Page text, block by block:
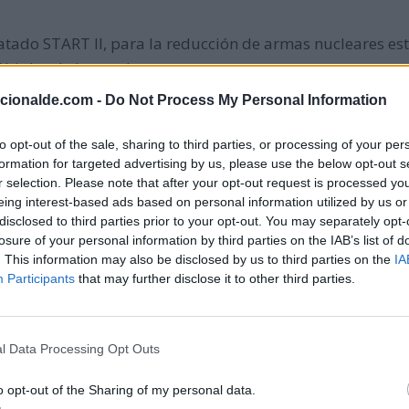
- Do Not Process My Personal Information
opt-out of the sale, sharing to third parties, or processing of your
for targeted advertising by us, please use the below opt-out
selection. Please note that after your opt-out request is processed
interest-based ads based on personal information utilized by us
to third parties prior to your opt-out. You may separately
of your personal information by third parties on the IAB’s list of
This information may also be disclosed by us to third parties on the
Participants that may further disclose it to other third parties.
Data Processing Opt Outs
opt-out of the Sharing of my personal data.
START II, para la reducción de armas nucleares
de largo alcance.
en el casco que causa un vertido de unas 25.000
aterriza en el desierto de Kazajistán a bordo de la
en situación de ingravidez, tras permanecer 327 días
a Julio Iglesias Puga, padre del cantante Julio
España, tras su aprobación en referéndum.